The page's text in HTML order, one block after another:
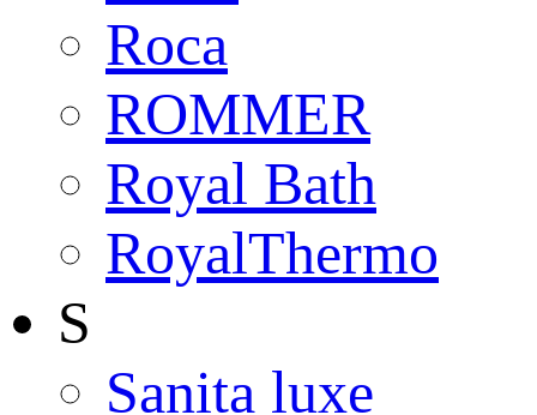
Roca
ROMMER
Royal Bath
RoyalThermo
S
Sanita luxe